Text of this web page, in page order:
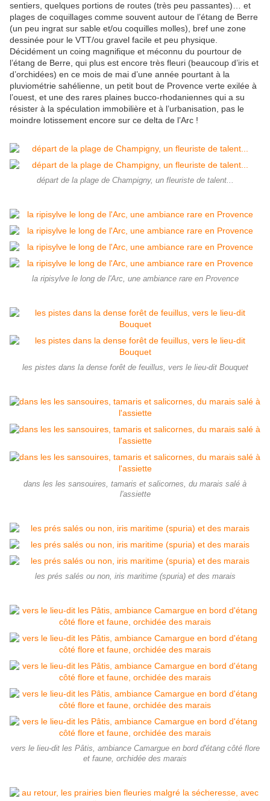
sentiers, quelques portions de routes (très peu passantes)… et
plages de coquillages comme souvent autour de l’étang de Berre
(un peu ingrat sur sable et/ou coquilles molles), bref une zone
dessinée pour le VTT/ou gravel facile et peu physique.
Décidément un coing magnifique et méconnu du pourtour de
l’étang de Berre, qui plus est encore très fleuri (beaucoup d’iris et
d’orchidées) en ce mois de mai d’une année pourtant à la
pluviométrie sahélienne, un petit bout de Provence verte exilée à
l’ouest, et une des rares plaines bucco-rhodaniennes qui a su
résister à la spéculation immobilière et à l’urbanisation, pas le
moindre lotissement encore sur ce delta de l’Arc !
départ de la plage de Champigny, un fleuriste de talent...
la ripisylve le long de l'Arc, une ambiance rare en Provence
les pistes dans la dense forêt de feuillus, vers le lieu-dit Bouquet
dans les les sansouires, tamaris et salicornes, du marais salé à
l'assiette
les prés salés ou non, iris maritime (spuria) et des marais
vers le lieu-dit les Pâtis, ambiance Camargue en bord d'étang côté flore
et faune, orchidée des marais